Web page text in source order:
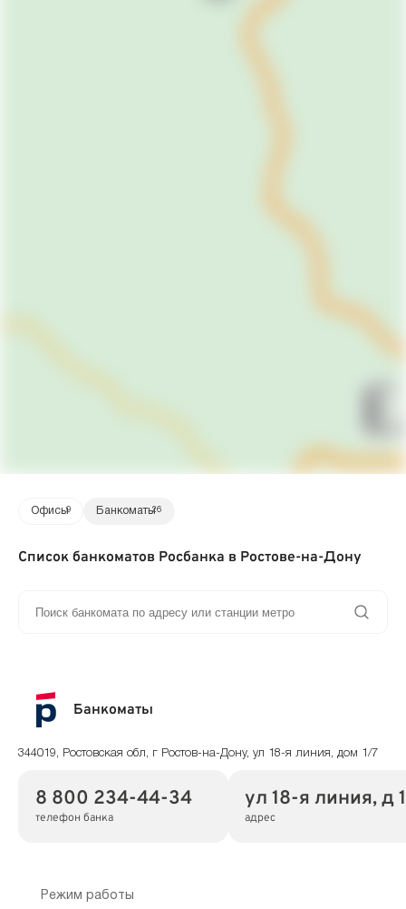
Офисы9 Банкоматы26
Список банкоматов Росбанка в Ростове-на-Дону
Банкоматы
344019, Ростовская обл, г Ростов-на-Дону, ул 18-я линия, дом 1/7
8 800 234-44-34
телефон банка
ул 18-я линия, д
адрес
Режим работы